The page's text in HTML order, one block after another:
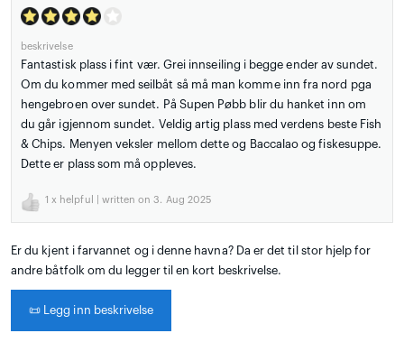
beskrivelse
Fantastisk plass i fint vær. Grei innseiling i begge ender av sundet.
Om du kommer med seilbåt så må man komme inn fra nord pga
hengebroen over sundet. På Supen Pøbb blir du hanket inn om
du går igjennom sundet. Veldig artig plass med verdens beste Fish
& Chips. Menyen veksler mellom dette og Baccalao og fiskesuppe.
Dette er plass som må oppleves.
1 x helpful | written on 3. Aug 2025
Er du kjent i farvannet og i denne havna? Da er det til stor hjelp for
andre båtfolk om du legger til en kort beskrivelse.
📜 Legg inn beskrivelse